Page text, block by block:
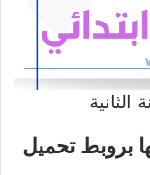
بروبط تحميل